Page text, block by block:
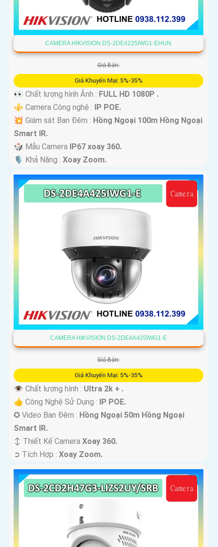
CAMERA HIKVISION DS-2DE4225IWG1-EHUN
Giá Bán:
Giá Khuyến Mại: 5%-35%
️
👀 Chất lượng hình Ảnh : FULL HD 1080P .
⚜️ Camera Công nghệ : IP POE.
💥 Giám sát Ban Đêm : Hồng Ngoại 100m Hồng Ngoại
Smart IR.
🎲 Mẫu Camera IP67 xoay 360.
️🎙 Khả Năng : Xoay Zoom.
CAMERA HIKVISION DS-2DE4A425IWG1-E
Giá Bán:
Giá Khuyến Mại: 5%-35%
👁 Chất lượng hình : Ultra 2k + .
👍 Công Nghệ Sử Dụng : IP POE.
✪ Video Ban Đêm : Hồng Ngoại 50m Hồng Ngoại
Smart IR.
↕️ Thiết Kế Camera Xoay 360.
️➲ Tích Hợp : Xoay Zoom.